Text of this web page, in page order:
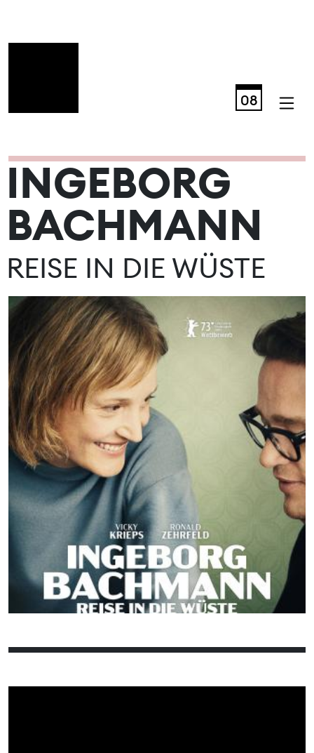
08
AUGUST 2026
Mo Di Do Fr Sa So
02
03
04 05 06 07 08
09
10
11 12 13
16
17
18 19 20
24
25 26 27 29
30
31
INGEBORG
BACHMANN
REISE IN DIE WÜSTE